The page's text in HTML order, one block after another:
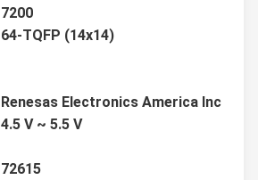
7200
64-TQFP (14x14)
Renesas Electronics America Inc
4.5 V ~ 5.5 V
72615